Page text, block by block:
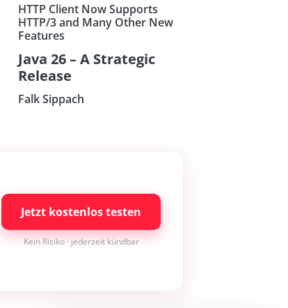
HTTP Client Now Supports
HTTP/3 and Many Other New
Features
Java 26 – A Strategic
Release
Falk Sippach
Jetzt kostenlos testen
Kein Risiko · jederzeit kündbar